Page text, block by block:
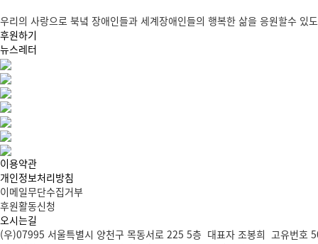
우리의 사랑으로 북녘 장애인들과 세계장애인들의 행복한 삶을 응원할수 있
후원하기
뉴스레터
이용약관
개인정보처리방침
이메일무단수집거부
후원활동신청
오시는길
(우)07995 서울특별시 양천구 목동서로 225 5층 대표자 조봉희 고유번호